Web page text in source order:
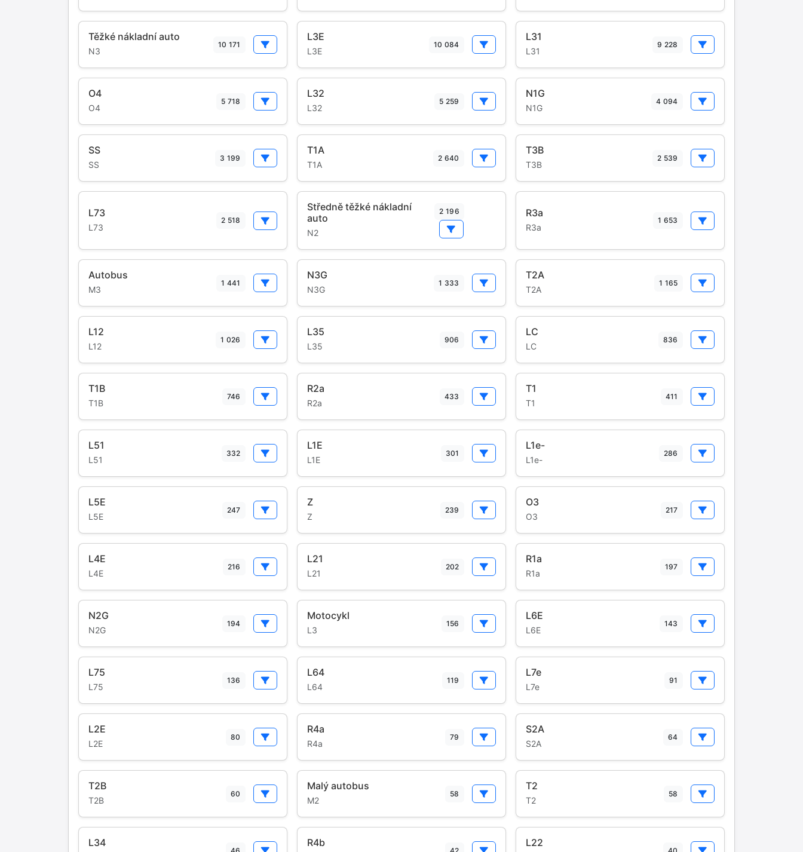
Těžké nákladní auto
N3
10 171
L3E
L3E
10 084
L31
L31
9 228
O4
O4
5 718
L32
L32
5 259
N1G
N1G
4 094
SS
SS
3 199
T1A
T1A
2 640
T3B
T3B
2 539
L73
L73
2 518
Středně těžké nákladní
auto
N2
2 196 R3a
R3a
1 653
Autobus
M3
1 441
N3G
N3G
1 333
T2A
T2A
1 165
L12
L12
1 026
L35
L35
906
LC
LC
836
T1B
T1B
746
R2a
R2a
433
T1
T1
411
L51
L51
332
L1E
L1E
301
L1e-
L1e-
286
L5E
L5E
247
Z
Z
239
O3
O3
217
L4E
L4E
216
L21
L21
202
R1a
R1a
197
N2G
N2G
194
Motocykl
L3
156
L6E
L6E
143
L75
L75
136
L64
L64
119
L7e
L7e
91
L2E
L2E
80
R4a
R4a
79
S2A
S2A
64
T2B
T2B
60
Malý autobus
M2
58
T2
T2
58
L34 R4b L22